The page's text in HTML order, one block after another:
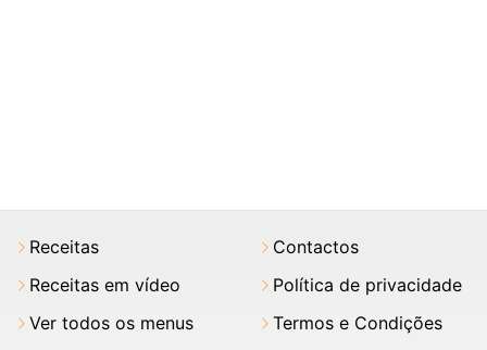
Receitas
Receitas em vídeo
Ver todos os menus
Contactos
Política de privacidade
Termos e Condições